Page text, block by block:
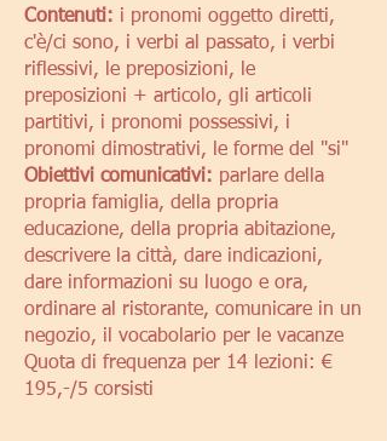
Contenuti: i pronomi oggetto diretti,
c'è/ci sono, i verbi al passato, i verbi
riflessivi, le preposizioni, le
preposizioni + articolo, gli articoli
partitivi, i pronomi possessivi, i
pronomi dimostrativi, le forme del "si"
Obiettivi comunicativi: parlare della
propria famiglia, della propria
educazione, della propria abitazione,
descrivere la città, dare indicazioni,
dare informazioni su luogo e ora,
ordinare al ristorante, comunicare in un
negozio, il vocabolario per le vacanze
Quota di frequenza per 14 lezioni: €
195,-/5 corsisti